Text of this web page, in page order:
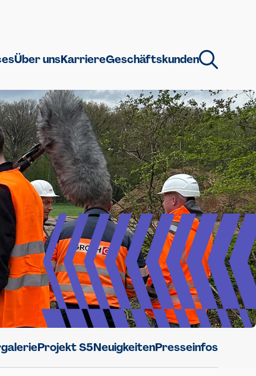
Über unsKarriereGeschäftskunden
Projekt S5NeuigkeitenPresseinfos